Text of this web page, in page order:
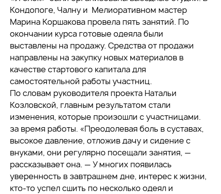
Кондопоге, Чалну и Мелиоративном мастер
Марина Коршакова провела пять занятий. По
окончании курса готовые одеяла были
выставлены на продажу. Средства от продажи
направлены на закупку новых материалов в
качестве стартового капитала для
самостоятельной работы участниц.
По словам руководителя проекта Натальи
Козловской, главным результатом стали
изменения, которые произошли с участницами.
за время работы. «Преодолевая боль в суставах,
высокое давление, отложив дачу и сидение с
внуками, они регулярно посещали занятия, —
рассказывает она. — У многих появилась
уверенность в завтрашнем дне, интерес к жизни,
кто-то успел сшить по несколько одеял и